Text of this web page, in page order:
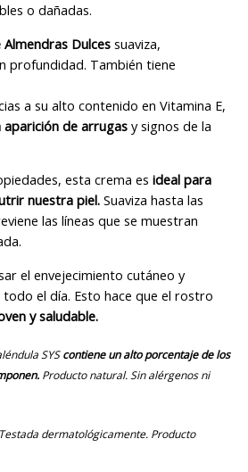
o dañadas.
Dulcessuaviza,
profundidad. También tiene
a su alto contenido en Vitamina E,
de arrugasy signos de la
esta crema es ideal para
nuestra piel.Suaviza hasta las
las líneas que se muestran
el envejecimiento cutáneo y
el día. Esto hace que el rostro
y saludable.
SYS contiene un alto porcentaje de los
Producto natural. Sin alérgenos ni
dermatológicamente. Producto